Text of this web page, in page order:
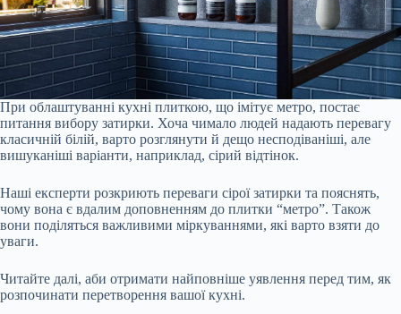
При облаштуванні кухні плиткою, що імітує метро, постає
питання вибору затирки. Хоча чимало людей надають перевагу
класичній білій, варто розглянути й дещо несподіваніші, але
вишуканіші варіанти, наприклад, сірий відтінок.
Наші експерти розкриють переваги сірої затирки та пояснять,
чому вона є вдалим доповненням до плитки “метро”. Також
вони поділяться важливими міркуваннями, які варто взяти до
уваги.
Читайте далі, аби отримати найповніше уявлення перед тим, як
розпочинати перетворення вашої кухні.